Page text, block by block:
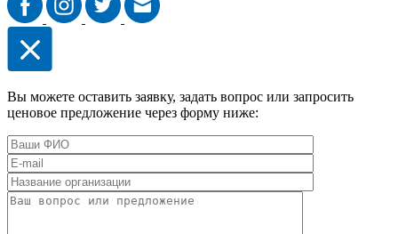
Вы можете оставить заявку, задать вопрос или запросить
ценовое предложение через форму ниже: